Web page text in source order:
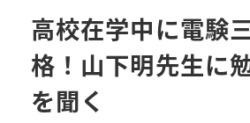
高校在学中に電験
格！山下明先生に
を聞く